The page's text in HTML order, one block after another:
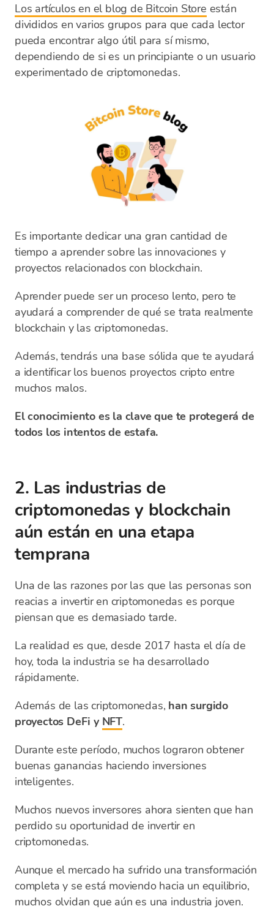
Los artículos en el blog de Bitcoin Store están
divididos en varios grupos para que cada lector
pueda encontrar algo útil para sí mismo,
dependiendo de si es un principiante o un usuario
experimentado de criptomonedas.
Es importante dedicar una gran cantidad de
tiempo a aprender sobre las innovaciones y
proyectos relacionados con blockchain.
Aprender puede ser un proceso lento, pero te
ayudará a comprender de qué se trata realmente
blockchain y las criptomonedas.
Además, tendrás una base sólida que te ayudará
a identificar los buenos proyectos cripto entre
muchos malos.
El conocimiento es la clave que te protegerá de
todos los intentos de estafa.
2. Las industrias de
criptomonedas y blockchain
aún están en una etapa
temprana
Una de las razones por las que las personas son
reacias a invertir en criptomonedas es porque
piensan que es demasiado tarde.
La realidad es que, desde 2017 hasta el día de
hoy, toda la industria se ha desarrollado
rápidamente.
Además de las criptomonedas, han surgido
proyectos DeFi y NFT.
Durante este período, muchos lograron obtener
buenas ganancias haciendo inversiones
inteligentes.
Muchos nuevos inversores ahora sienten que han
perdido su oportunidad de invertir en
criptomonedas.
Aunque el mercado ha sufrido una transformación
completa y se está moviendo hacia un equilibrio,
muchos olvidan que aún es una industria joven.